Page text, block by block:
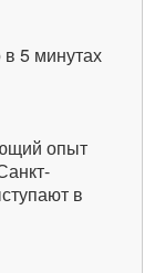
5 минутах
опыт
в